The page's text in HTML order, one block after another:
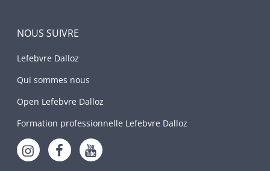
NOUS SUIVRE
Lefebvre Dalloz
Qui sommes nous
Open Lefebvre Dalloz
Formation professionnelle Lefebvre Dalloz